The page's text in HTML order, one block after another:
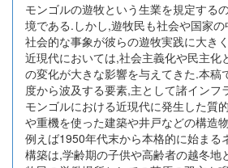
モンゴルの遊牧という生業を規定する
境である.しかし,遊牧民も社会や国家
社会的な事象が彼らの遊牧実践に大き
近現代においては,社会主義化や民主化
の変化が大きな影響を与えてきた.本稿
度から波及する要素,主として諸インフ
モンゴルにおける近現代に発生した質
や重機を使った建築や井戸などの構造
例えば1950年代末から本格的に始まる
構築は,学齢期の子供や高齢者の越冬地